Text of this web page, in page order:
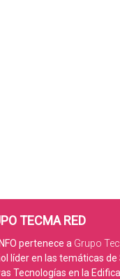
TECMA RED
pertenece a Grupo
líder en las temáticas de
Tecnologías en la